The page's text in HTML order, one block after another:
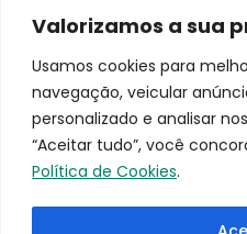
Valorizamos a sua
Usamos cookies para
navegação, veicular
personalizado e analisar
“Aceitar tudo”, você
Política de Cookies.
Contato
(16)
3953-
9100